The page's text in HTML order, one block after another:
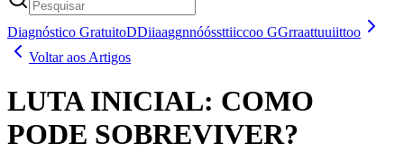
Diagnóstico GratuitoDDiiaaggnnóóssttiiccoo GGrraattuuiittoo
Voltar aos Artigos
LUTA INICIAL: COMO
PODE SOBREVIVER?